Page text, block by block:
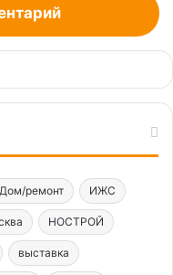
Дом/ремонт ИЖС
НОСТРОЙ
выставка